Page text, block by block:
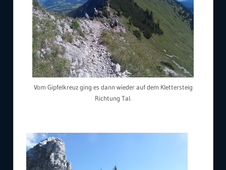
Vom Gipfelkreuz ging es dann wieder auf dem Klettersteig
Richtung Tal.